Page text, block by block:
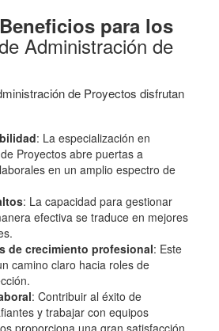
para los
Administración de
de Proyectos disfrutan
: La especialización en
Proyectos abre puertas a
en un amplio espectro de
: La capacidad para gestionar
efectiva se traduce en mejores
de crecimiento profesional: Este
camino claro hacia roles de
: Contribuir al éxito de
y trabajar con equipos
proporciona una gran satisfacción